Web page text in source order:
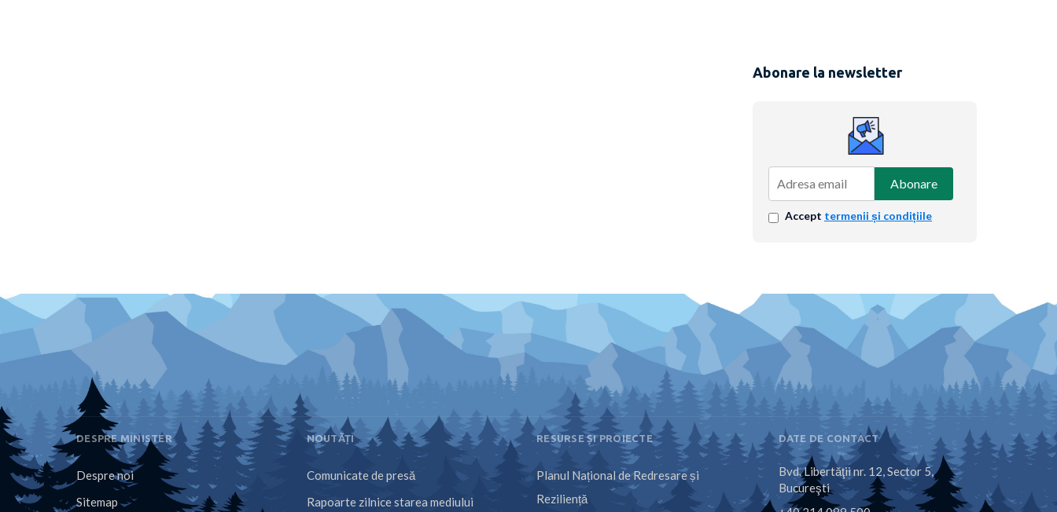
Abonare la newsletter
Abonare
Accept termenii și condițiile
DESPRE MINISTER
Despre noi
Sitemap
NOUTĂȚI
Comunicate de presă
Rapoarte zilnice starea mediului
RESURSE ȘI PROIECTE
Planul Național de Redresare și
Reziliență
DATE DE CONTACT
Bvd. Libertăţii nr. 12, Sector 5,
Bucureşti